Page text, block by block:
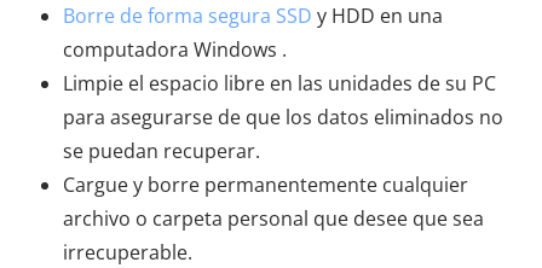
Borre de forma segura SSD y HDD en una
computadora Windows .
Limpie el espacio libre en las unidades de su PC
para asegurarse de que los datos eliminados no
se puedan recuperar.
Cargue y borre permanentemente cualquier
archivo o carpeta personal que desee que sea
irrecuperable.